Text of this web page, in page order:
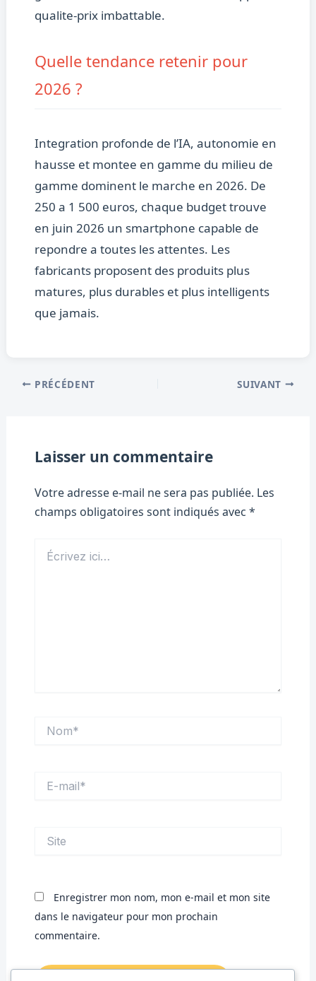
qualite-prix imbattable.
Quelle tendance retenir pour
2026 ?
Integration profonde de l’IA, autonomie en
hausse et montee en gamme du milieu de
gamme dominent le marche en 2026. De
250 a 1 500 euros, chaque budget trouve
en juin 2026 un smartphone capable de
repondre a toutes les attentes. Les
fabricants proposent des produits plus
matures, plus durables et plus intelligents
que jamais.
PRÉCÉDENT SUIVANT
Laisser un commentaire
Votre adresse e-mail ne sera pas publiée. Les
champs obligatoires sont indiqués avec *
ici…
mail*
Enregistrer mon nom, mon e-mail et mon site
dans le navigateur pour mon prochain
commentaire.